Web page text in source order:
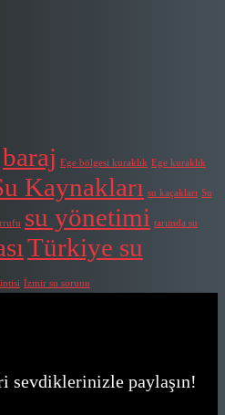
baraj Ege bölgesi kuraklık Ege kuraklık
Kaynakları su kaçakları Su
su yönetimi tarımda su
Türkiye su
İzmir su sorunu
sevdiklerinizle paylaşın!